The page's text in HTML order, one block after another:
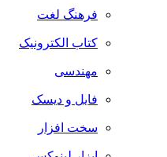
فرهنگ لغت
کتاب الکترونیک
مهندسی
فایل و دیسک
سخت افزار